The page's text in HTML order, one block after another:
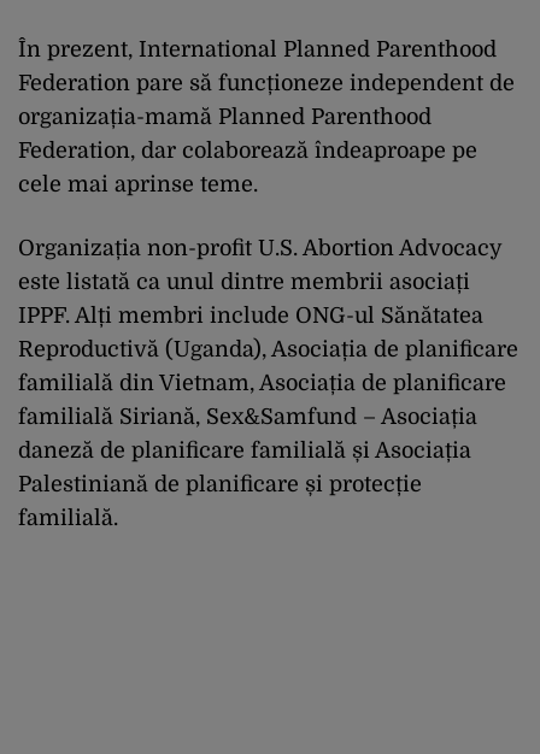
În prezent, International Planned Parenthood
Federation pare să funcționeze independent de
organizația-mamă Planned Parenthood
Federation, dar colaborează îndeaproape pe
cele mai aprinse teme.
Organizația non-profit U.S. Abortion Advocacy
este listată ca unul dintre membrii asociați
IPPF. Alți membri include ONG-ul Sănătatea
Reproductivă (Uganda), Asociația de planificare
familială din Vietnam, Asociația de planificare
familială Siriană, Sex&Samfund – Asociația
daneză de planificare familială și Asociația
Palestiniană de planificare și protecție
familială.